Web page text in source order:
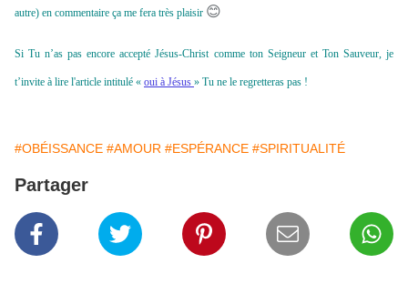
autre) en commentaire ça me fera très plaisir 😊
Si Tu n’as pas encore accepté Jésus-Christ comme ton Seigneur et Ton Sauveur, je
t’invite à lire l'article intitulé « oui à Jésus » Tu ne le regretteras pas !
#OBÉISSANCE #AMOUR #ESPÉRANCE #SPIRITUALITÉ
Partager